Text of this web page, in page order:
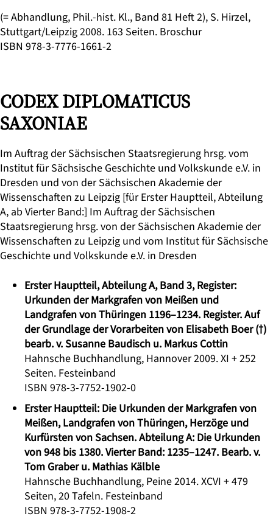
(= Abhandlung, Phil.-hist. Kl., Band 81 Heft 2), S. Hirzel,
Stuttgart/Leipzig 2008. 163 Seiten. Broschur
ISBN 978-3-7776-1661-2
CODEX DIPLOMATICUS
SAXONIAE
Im Auftrag der Sächsischen Staatsregierung hrsg. vom
Institut für Sächsische Geschichte und Volkskunde e.V. in
Dresden und von der Sächsischen Akademie der
Wissenschaften zu Leipzig [für Erster Hauptteil, Abteilung
A, ab Vierter Band:] Im Auftrag der Sächsischen
Staatsregierung hrsg. von der Sächsischen Akademie der
Wissenschaften zu Leipzig und vom Institut für Sächsische
Geschichte und Volkskunde e.V. in Dresden
Erster Hauptteil, Abteilung A, Band 3, Register:
Urkunden der Markgrafen von Meißen und
Landgrafen von Thüringen 1196–1234. Register. Auf
der Grundlage der Vorarbeiten von Elisabeth Boer (†)
bearb. v. Susanne Baudisch u. Markus Cottin
Hahnsche Buchhandlung, Hannover 2009. XI + 252
Seiten. Festeinband
ISBN 978-3-7752-1902-0
Erster Hauptteil: Die Urkunden der Markgrafen von
Meißen, Landgrafen von Thüringen, Herzöge und
Kurfürsten von Sachsen. Abteilung A: Die Urkunden
von 948 bis 1380. Vierter Band: 1235–1247. Bearb. v.
Tom Graber u. Mathias Kälble
Hahnsche Buchhandlung, Peine 2014. XCVI + 479
Seiten, 20 Tafeln. Festeinband
ISBN 978-3-7752-1908-2